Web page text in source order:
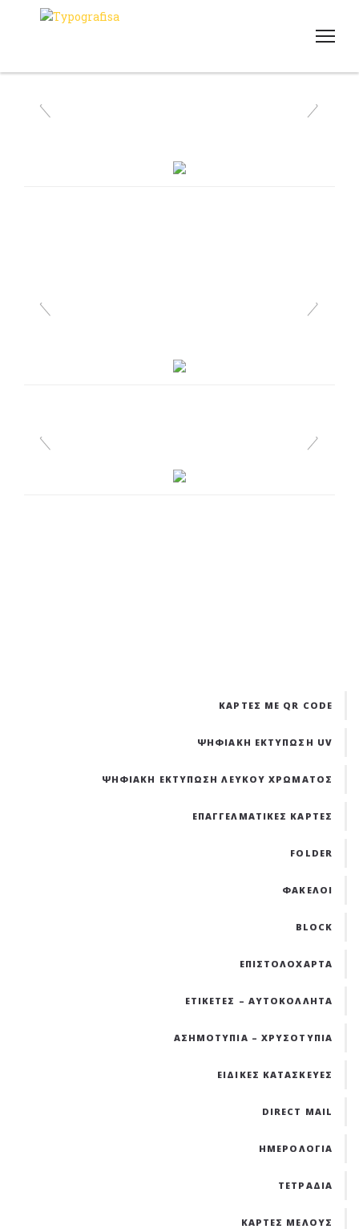
ΚΑΡΤΕΣ ΜΕ QR CODE
ΨΗΦΙΑΚΗ ΕΚΤΥΠΩΣΗ UV
ΨΗΦΙΑΚΗ ΕΚΤΥΠΩΣΗ ΛΕΥΚΟΥ ΧΡΩΜΑΤΟΣ
ΕΠΑΓΓΕΛΜΑΤΙΚΕΣ ΚΑΡΤΕΣ
FOLDER
ΦΑΚΕΛΟΙ
BLOCK
ΕΠΙΣΤΟΛΟΧΑΡΤΑ
ΕΤΙΚΕΤΕΣ – ΑΥΤΟΚΟΛΛΗΤΑ
ΑΣΗΜΟΤΥΠΙΑ – ΧΡΥΣΟΤΥΠΙΑ
ΕΙΔΙΚΕΣ ΚΑΤΑΣΚΕΥΕΣ
DIRECT MAIL
ΗΜΕΡΟΛΟΓΙΑ
ΤΕΤΡΑΔΙΑ
ΚΑΡΤΕΣ ΜΕΛΟΥΣ